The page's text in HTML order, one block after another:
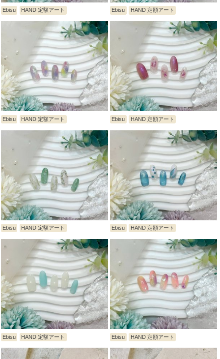
Ebisu HAND 定額アート Ebisu HAND 定額アート
Ebisu HAND 定額アート Ebisu HAND 定額アート
Ebisu HAND 定額アート Ebisu HAND 定額アート
Ebisu HAND 定額アート Ebisu HAND 定額アート